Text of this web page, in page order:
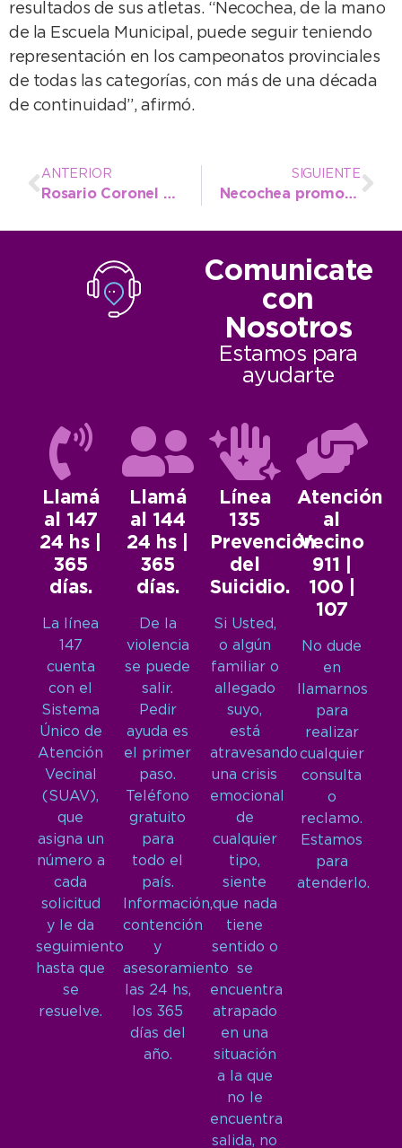
resultados de sus atletas. “Necochea, de la mano
de la Escuela Municipal, puede seguir teniendo
representación en los campeonatos provinciales
de todas las categorías, con más de una década
de continuidad”, afirmó.
ANTERIOR
Rosario Coronel se consagró en salto triple y la Escuela Municipal tiene nueva campeona Provincial
SIGUIENTE
Necochea promocionó Semana Santa en la Fiesta Nacional del Ternero
Comunicate
con
Nosotros
Estamos para
ayudarte
Llamá
al 147
24 hs |
365
días.
La línea
147
cuenta
con el
Sistema
Único de
Atención
Vecinal
(SUAV),
que
asigna un
número a
cada
solicitud
y le da
seguimiento
hasta que
se
resuelve.
Llamá
al 144
24 hs |
365
días.
De la
violencia
se puede
salir.
Pedir
ayuda es
el primer
paso.
Teléfono
gratuito
para
todo el
país.
Información,
contención
y
asesoramiento
las 24 hs,
los 365
días del
año.
Línea
135
Prevención
del
Suicidio.
Si Usted,
o algún
familiar o
allegado
suyo,
está
atravesando
una crisis
emocional
de
cualquier
tipo,
siente
que nada
tiene
sentido o
se
encuentra
atrapado
en una
situación
a la que
no le
encuentra
salida, no
Atención
al
Vecino
911 |
100 |
107
No dude
en
llamarnos
para
realizar
cualquier
consulta
o
reclamo.
Estamos
para
atenderlo.